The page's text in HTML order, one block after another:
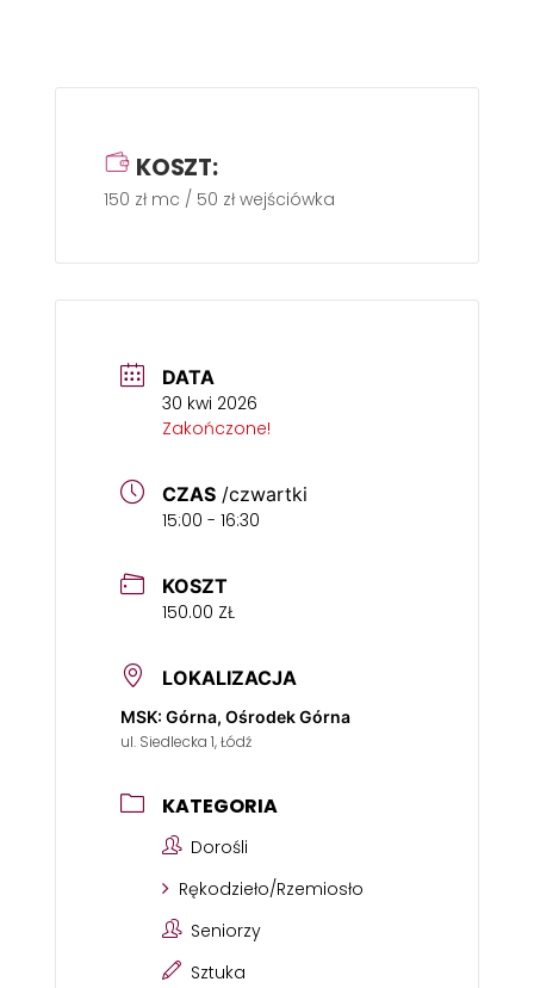
KOSZT:
150 zł mc / 50 zł wejściówka
DATA
30 kwi 2026
Zakończone!
CZAS /czwartki
15:00 - 16:30
KOSZT
150.00 ZŁ
LOKALIZACJA
MSK: Górna, Ośrodek Górna
ul. Siedlecka 1, Łódź
KATEGORIA
Dorośli
Rękodzieło/Rzemiosło
Seniorzy
Sztuka